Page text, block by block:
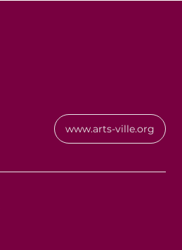
www.arts-ville.org